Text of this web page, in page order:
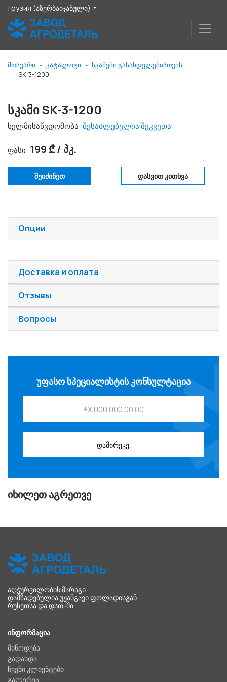
Грузия (აზერბაიჯანული)
მთავარი კატალოგი
სკამები გასახდელებისთვის
SK-3-1200
სკამი SK-3-1200
ხელმისაწვდომობა: შესაძლებელია შეკვეთა
ფასი: 199 ₾ / პკ.
შეიძინეთ დასვით კითხვა
Опции
Доставка и оплата
Отзывы
Вопросы
ᲣᲤᲐᲡᲝ ᲡᲞᲔᲪᲘᲐᲚᲘᲡᲢᲘᲡ ᲙᲝᲜᲡᲣᲚᲢᲐᲪᲘᲐ
დამირეკე.
ᲘᲮᲘᲚᲔᲗ ᲐᲒᲠᲔᲗᲕᲔ
ᲐᲦᲭᲣᲠᲕᲘᲚᲝᲑᲘᲡ ᲛᲐᲠᲐᲒᲘ
ᲓᲐᲛᲖᲐᲓᲔᲑᲣᲚᲘᲐ ᲣᲟᲐᲜᲒᲐᲕᲘ ᲤᲝᲚᲐᲓᲘᲡᲒᲐᲜ
ᲠᲣᲡᲔᲗᲡᲐ ᲓᲐ ᲓᲡᲗ-ᲨᲘ
ᲘᲜᲤᲝᲠᲛᲐᲪᲘᲐ
მიწოდება
გადახდა
ჩვენი კლიენტები
გალერეა